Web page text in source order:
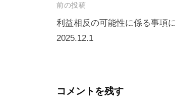
投
稿
ナ
ー
前の投稿
利益相反の可能性に係る事項
2025.12.1
コメントを残す